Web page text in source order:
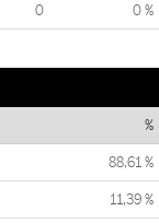
0 0 %
%
88,61 %
11,39 %